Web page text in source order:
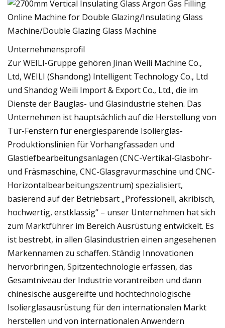
Unternehmensprofil
Zur WEILI-Gruppe gehören Jinan Weili Machine Co.,
Ltd, WEILI (Shandong) Intelligent Technology Co., Ltd
und Shandog Weili Import & Export Co., Ltd., die im
Dienste der Bauglas- und Glasindustrie stehen. Das
Unternehmen ist hauptsächlich auf die Herstellung von
Tür-Fenstern für energiesparende Isolierglas-
Produktionslinien für Vorhangfassaden und
Glastiefbearbeitungsanlagen (CNC-Vertikal-Glasbohr-
und Fräsmaschine, CNC-Glasgravurmaschine und CNC-
Horizontalbearbeitungszentrum) spezialisiert,
basierend auf der Betriebsart „Professionell, akribisch,
hochwertig, erstklassig“ – unser Unternehmen hat sich
zum Marktführer im Bereich Ausrüstung entwickelt. Es
ist bestrebt, in allen Glasindustrien einen angesehenen
Markennamen zu schaffen. Ständig Innovationen
hervorbringen, Spitzentechnologie erfassen, das
Gesamtniveau der Industrie vorantreiben und dann
chinesische ausgereifte und hochtechnologische
Isolierglasausrüstung für den internationalen Markt
herstellen und von internationalen Anwendern